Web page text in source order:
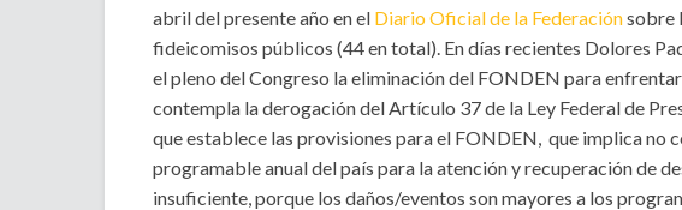
abril del presente año en el Diario Oficial de la Federaciónsobre
fideicomisos públicos (44 en total). En días recientes Dolores
el pleno del Congreso la eliminación del FONDEN para
contempla la derogación del Artículo 37 de la Ley Federal de
que establece las provisiones para el FONDEN, que implica no
programable anual del país para la atención y recuperación de
insuficiente, porque los daños/eventos son mayores a los